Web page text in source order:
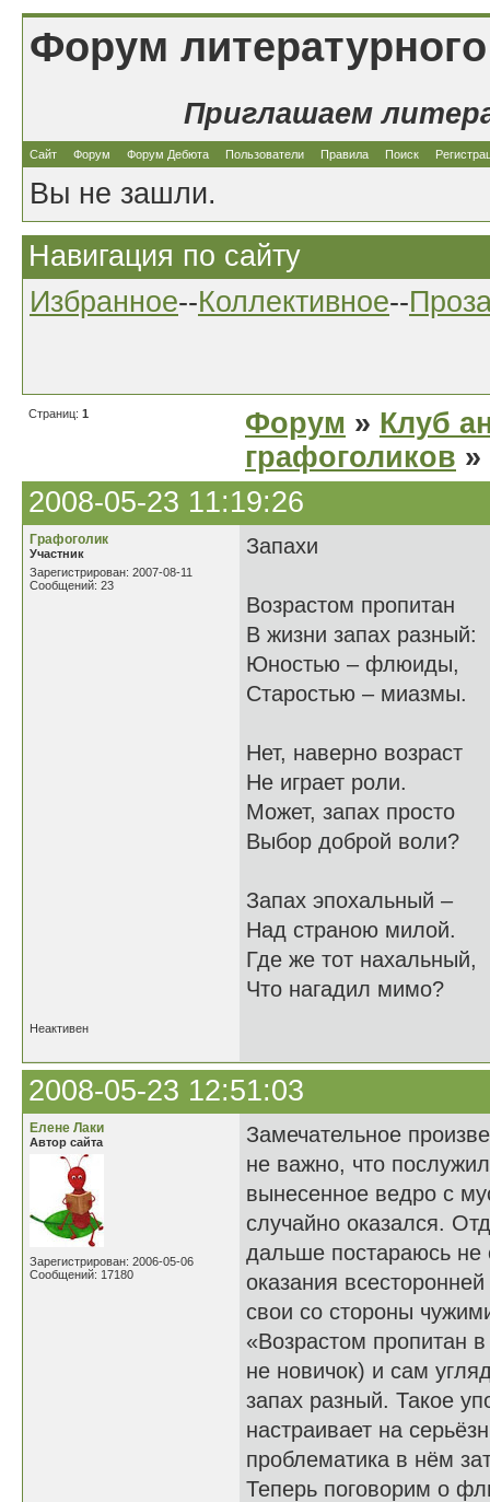
Форум
Приглашаем
Сайт Форум Форум Дебюта Пользователи Правила Поиск
Вы не зашли.
Навигация по сайту
Избранное--Коллективное--
Страниц: 1 Форум » Клуб
графоголиков
2008-05-23 11:19:26
Графоголик
Участник
Зарегистрирован: 2007-08-11
Сообщений: 23
Запахи
Возрастом пропитан
В жизни запах разный:
Юностью – флюиды,
Старостью – миазмы.
Нет, наверно возраст
Не играет роли.
Может, запах просто
Выбор доброй воли?
Запах эпохальный –
Над страною милой.
Где же тот нахальный,
Что нагадил мимо?
Неактивен
2008-05-23 12:51:03
Елене Лаки
Автор сайта
Зарегистрирован: 2006-05-06
Сообщений: 17180
Замечательное
не важно, что
вынесенное ведро с
случайно оказался.
дальше постараюсь не
оказания
свои со стороны
«Возрастом пропитан
не новичок) и сам
запах разный. Такое
настраивает на
проблематика в нём
Теперь поговорим о